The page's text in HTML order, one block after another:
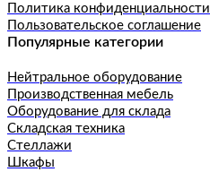
Политика конфиденциальности
Пользовательское соглашение
Популярные категории
Нейтральное оборудование
Производственная мебель
Оборудование для склада
Складская техника
Стеллажи
Шкафы